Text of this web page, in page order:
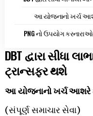
આ યોજનાનો ખર્ચ
PNG નો ઉપયોગ
DBT દ્વારા સીધા
ટ્રાન્સફર થશે
આ યોજનાનો ખર્ચ આશરે
(સંપૂર્ણ સમાચાર સેવા)